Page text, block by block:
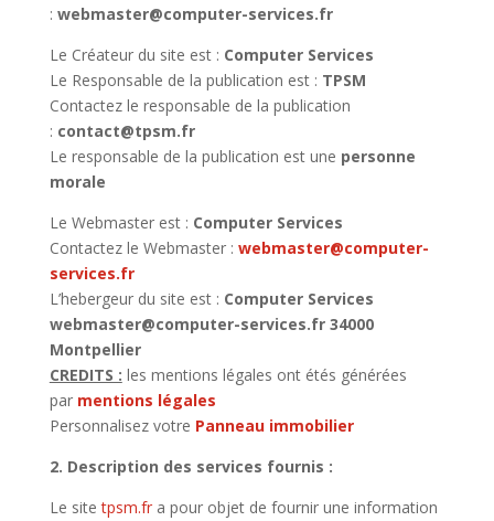
: webmaster@computer-services.fr
Le Créateur du site est : Computer Services
Le Responsable de la publication est : TPSM
Contactez le responsable de la publication
: contact@tpsm.fr
Le responsable de la publication est une personne
morale
Le Webmaster est : Computer Services
Contactez le Webmaster : webmaster@computer-
services.fr
L’hebergeur du site est : Computer Services
webmaster@computer-services.fr 34000
Montpellier
CREDITS : les mentions légales ont étés générées
par mentions légales
Personnalisez votre Panneau immobilier
2. Description des services fournis :
Le site tpsm.fr a pour objet de fournir une information